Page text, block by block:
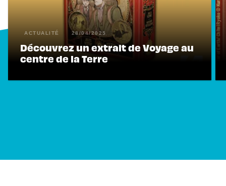
ACTUALITÉ 28/04/2025
Découvrez un extrait de Voyage au
centre de la Terre